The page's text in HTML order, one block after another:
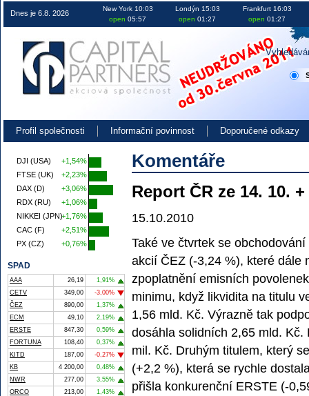
Obchodování na burze v ČR EU i USA investice akcie kurzy
Komentáře
Report ČR ze 14. 10.
15.10.2010
Také ve čtvrtek se
akcií ČEZ (-3,24 %), které dále
zpoplatnění emisních
minimu, když likvidita na titulu
1,56 mld. Kč. Výrazně tak
dosáhla solidních 2,65 mld.
mil. Kč. Druhým titulem, který
(+2,2 %), která se rychle
přišla konkurenční ERSTE (-
DJI (USA)
FTSE (UK)
DAX (D)
RDX (RU)
NIKKEI (JPN)
CAC (F)
PX (CZ)
+1,54%
+2,23%
+3,06%
+1,06%
+1,76%
+2,51%
+0,76%
SPAD
AAA 26,19
1,91%
CETV
349,00
-3,00%
ČEZ
890,00
1,37%
ECM
49,10
2,19%
ERSTE
847,30
0,59%
FORTUNA
108,40
0,37%
KITD
187,00
-0,27%
KB
4 200,00
0,48%
NWR
277,00
3,55%
ORCO
213,00
1,43%
Dnes je 6.8. 2026
New York 10:03
open 05:57
Londýn 15:03
open 01:27
Frankfurt 16:03
open 01:27
Profil společnosti Informační povinnost Doporučené odkazy